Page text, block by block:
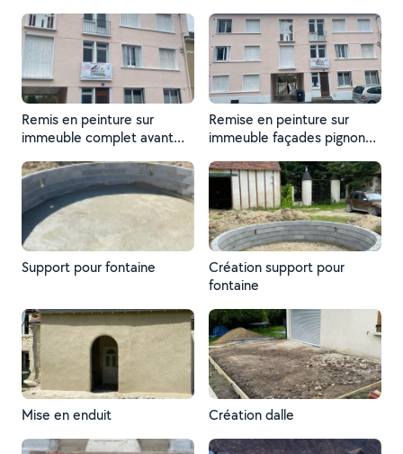
Remis en peinture sur
immeuble complet avant
Remise en peinture sur
immeuble façades pignon
Support pour fontaine
Création support pour
fontaine
Mise en enduit Création dalle